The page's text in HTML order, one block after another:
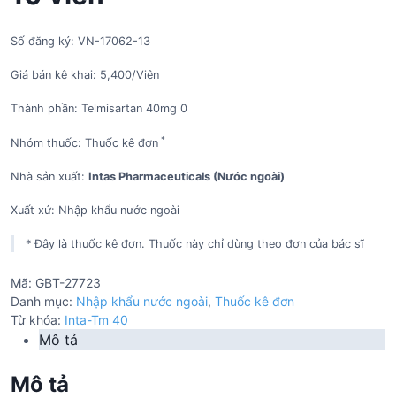
Số đăng ký: VN-17062-13
Giá bán kê khai: 5,400/Viên
Thành phần: Telmisartan 40mg 0
Nhóm thuốc: Thuốc kê đơn *
Nhà sản xuất: Intas Pharmaceuticals (Nước ngoài)
Xuất xứ: Nhập khẩu nước ngoài
* Đây là thuốc kê đơn. Thuốc này chỉ dùng theo đơn của bác sĩ
Mã: GBT-27723
Danh mục: Nhập khẩu nước ngoài, Thuốc kê đơn
Từ khóa: Inta-Tm 40
Mô tả
Mô tả